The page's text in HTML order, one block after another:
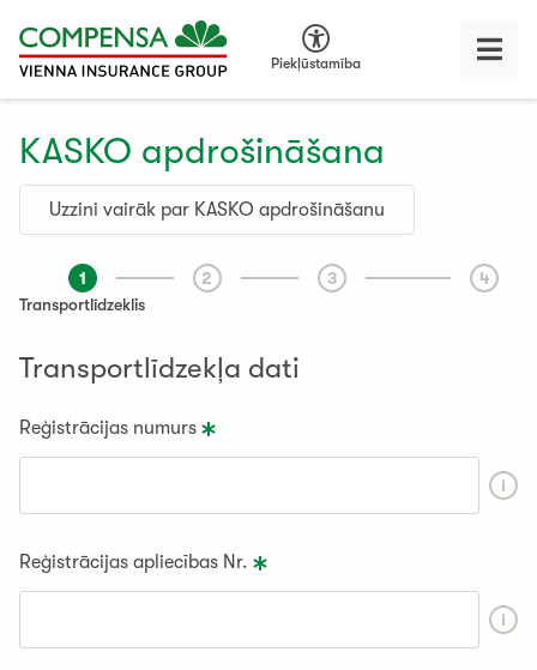
Piekļūstamība
KASKO apdrošināšana
Uzzini vairāk par KASKO apdrošināšanu
1
Transportlīdzeklis
2 3 4
Transportlīdzekļa dati
Reģistrācijas numurs
Reģistrācijas apliecības Nr.